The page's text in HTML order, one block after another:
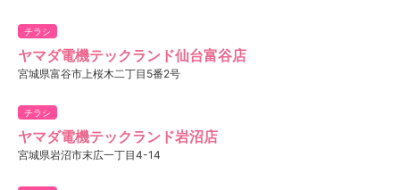
チラシ
ヤマダ電機テックランド仙台富谷店
宮城県富谷市上桜木二丁目5番2号
チラシ
ヤマダ電機テックランド岩沼店
宮城県岩沼市末広一丁目4-14